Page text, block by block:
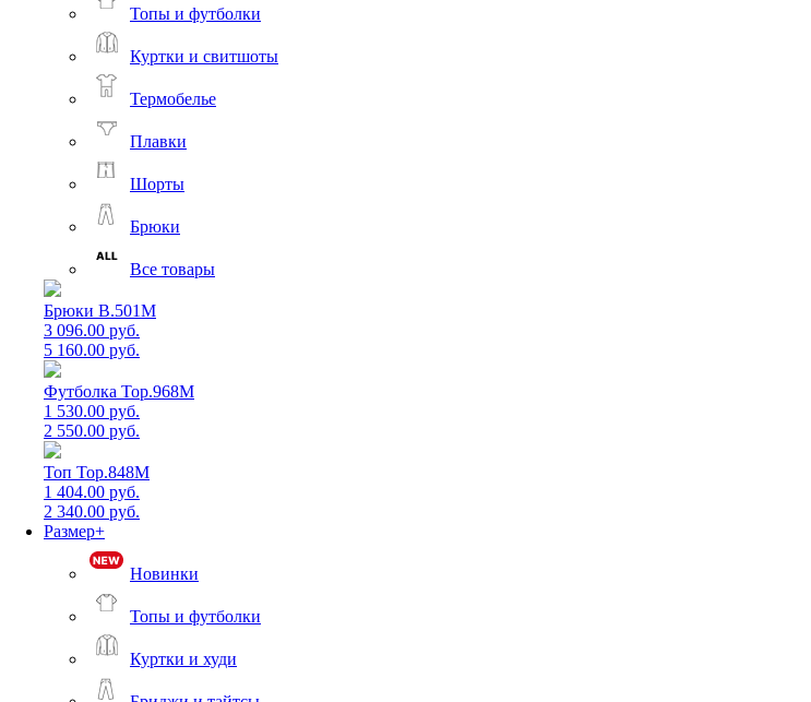
Топы и футболки
Куртки и свитшоты
Термобелье
Плавки
Шорты
Брюки
Все товары
Брюки B.501M
3 096.00 руб.
5 160.00 руб.
Футболка Top.968M
1 530.00 руб.
2 550.00 руб.
Топ Top.848M
1 404.00 руб.
2 340.00 руб.
Размер+
Новинки
Топы и футболки
Куртки и худи